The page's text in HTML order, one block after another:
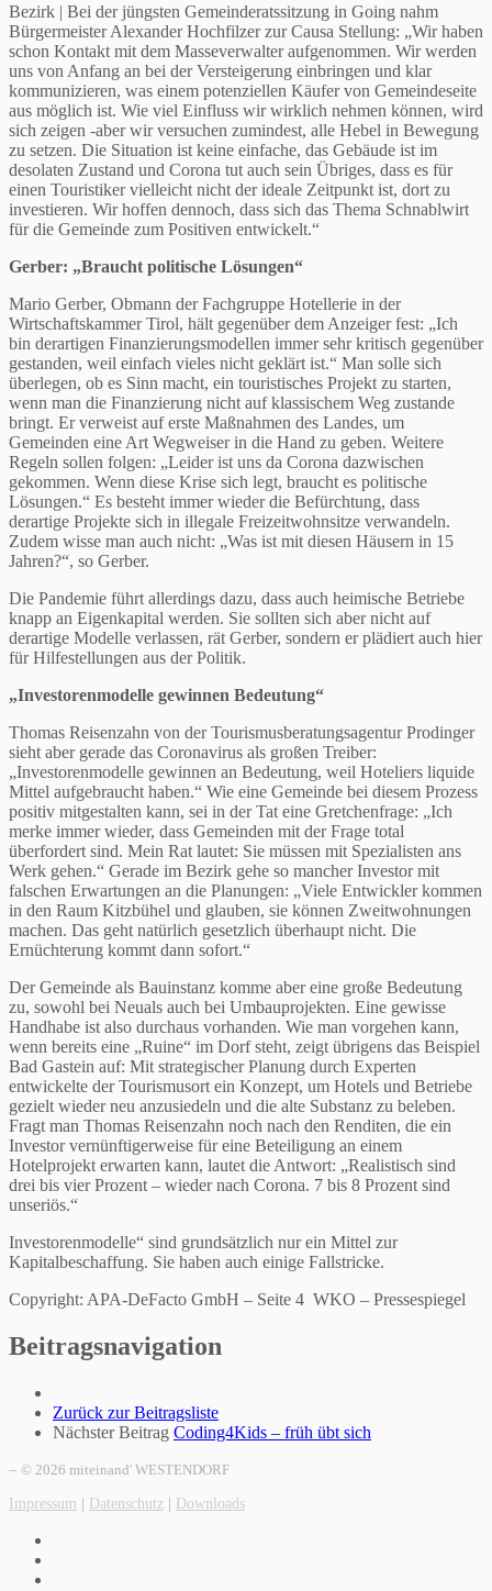
Bezirk | Bei der jüngsten Gemeinderatssitzung in Going nahm
Bürgermeister Alexander Hochfilzer zur Causa Stellung: „Wir haben
schon Kontakt mit dem Masseverwalter aufgenommen. Wir werden
uns von Anfang an bei der Versteigerung einbringen und klar
kommunizieren, was einem potenziellen Käufer von Gemeindeseite
aus möglich ist. Wie viel Einfluss wir wirklich nehmen können, wird
sich zeigen -aber wir versuchen zumindest, alle Hebel in Bewegung
zu setzen. Die Situation ist keine einfache, das Gebäude ist im
desolaten Zustand und Corona tut auch sein Übriges, dass es für
einen Touristiker vielleicht nicht der ideale Zeitpunkt ist, dort zu
investieren. Wir hoffen dennoch, dass sich das Thema Schnablwirt
für die Gemeinde zum Positiven entwickelt.“
Gerber: „Braucht politische Lösungen“
Mario Gerber, Obmann der Fachgruppe Hotellerie in der
Wirtschaftskammer Tirol, hält gegenüber dem Anzeiger fest: „Ich
bin derartigen Finanzierungsmodellen immer sehr kritisch gegenüber
gestanden, weil einfach vieles nicht geklärt ist.“ Man solle sich
überlegen, ob es Sinn macht, ein touristisches Projekt zu starten,
wenn man die Finanzierung nicht auf klassischem Weg zustande
bringt. Er verweist auf erste Maßnahmen des Landes, um
Gemeinden eine Art Wegweiser in die Hand zu geben. Weitere
Regeln sollen folgen: „Leider ist uns da Corona dazwischen
gekommen. Wenn diese Krise sich legt, braucht es politische
Lösungen.“ Es besteht immer wieder die Befürchtung, dass
derartige Projekte sich in illegale Freizeitwohnsitze verwandeln.
Zudem wisse man auch nicht: „Was ist mit diesen Häusern in 15
Jahren?“, so Gerber.
Die Pandemie führt allerdings dazu, dass auch heimische Betriebe
knapp an Eigenkapital werden. Sie sollten sich aber nicht auf
derartige Modelle verlassen, rät Gerber, sondern er plädiert auch hier
für Hilfestellungen aus der Politik.
„Investorenmodelle gewinnen Bedeutung“
Thomas Reisenzahn von der Tourismusberatungsagentur Prodinger
sieht aber gerade das Coronavirus als großen Treiber:
„Investorenmodelle gewinnen an Bedeutung, weil Hoteliers liquide
Mittel aufgebraucht haben.“ Wie eine Gemeinde bei diesem Prozess
positiv mitgestalten kann, sei in der Tat eine Gretchenfrage: „Ich
merke immer wieder, dass Gemeinden mit der Frage total
überfordert sind. Mein Rat lautet: Sie müssen mit Spezialisten ans
Werk gehen.“ Gerade im Bezirk gehe so mancher Investor mit
falschen Erwartungen an die Planungen: „Viele Entwickler kommen
in den Raum Kitzbühel und glauben, sie können Zweitwohnungen
machen. Das geht natürlich gesetzlich überhaupt nicht. Die
Ernüchterung kommt dann sofort.“
Der Gemeinde als Bauinstanz komme aber eine große Bedeutung
zu, sowohl bei Neuals auch bei Umbauprojekten. Eine gewisse
Handhabe ist also durchaus vorhanden. Wie man vorgehen kann,
wenn bereits eine „Ruine“ im Dorf steht, zeigt übrigens das Beispiel
Bad Gastein auf: Mit strategischer Planung durch Experten
entwickelte der Tourismusort ein Konzept, um Hotels und Betriebe
gezielt wieder neu anzusiedeln und die alte Substanz zu beleben.
Fragt man Thomas Reisenzahn noch nach den Renditen, die ein
Investor vernünftigerweise für eine Beteiligung an einem
Hotelprojekt erwarten kann, lautet die Antwort: „Realistisch sind
drei bis vier Prozent – wieder nach Corona. 7 bis 8 Prozent sind
unseriös.“
Investorenmodelle“ sind grundsätzlich nur ein Mittel zur
Kapitalbeschaffung. Sie haben auch einige Fallstricke.
Copyright: APA-DeFacto GmbH – Seite 4 WKO – Pressespiegel
Beitragsnavigation
Zurück zur Beitragsliste
Nächster Beitrag Coding4Kids – früh übt sich
– © 2026 miteinand' WESTENDORF
Impressum | Datenschutz | Downloads